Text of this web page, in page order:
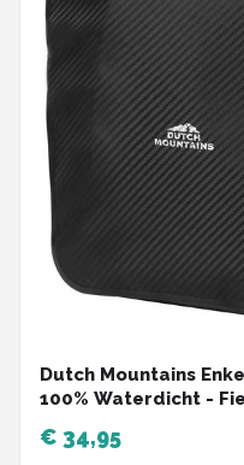
Dutch Mountains
100% Waterdicht -
€ 34,95